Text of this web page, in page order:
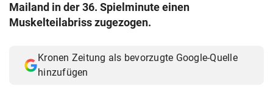
© Krone Multimedia GmbH & Co KG 2026
Muthgasse 2, 1190 Wien
Mailand in der 36. Spielminute einen
Muskelteilabriss zugezogen.
Kronen Zeitung als bevorzugte Google-Quelle
hinzufügen